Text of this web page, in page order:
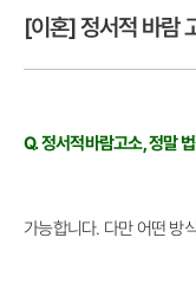
[이혼] 정서적 바람
Q. 정서적바람고소, 정말
가능합니다. 다만 어떤 방